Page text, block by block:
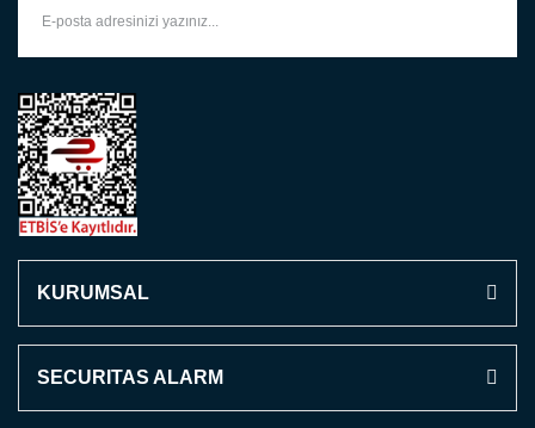
KURUMSAL
SECURITAS ALARM